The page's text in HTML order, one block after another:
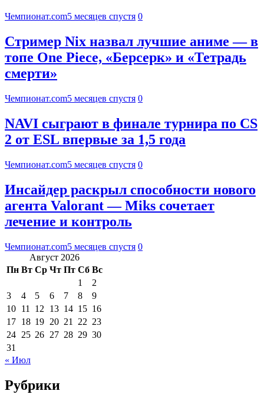
Чемпионат.com5 месяцев спустя 0
Стример Nix назвал лучшие аниме — в
топе One Piece, «Берсерк» и «Тетрадь
смерти»
Чемпионат.com5 месяцев спустя 0
NAVI сыграют в финале турнира по CS
2 от ESL впервые за 1,5 года
Чемпионат.com5 месяцев спустя 0
Инсайдер раскрыл способности нового
агента Valorant — Miks сочетает
лечение и контроль
Чемпионат.com5 месяцев спустя 0
Август 2026
Пн Вт Ср Чт Пт Сб Вс
1
2
3
4 5 6 7 8
9
10 11 12 13 14 15 16
17 18 19 20 21 22 23
24 25 26 27 28 29 30
31
« Июл
Рубрики